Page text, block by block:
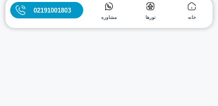
خانه تورها مشاوره
02191001803